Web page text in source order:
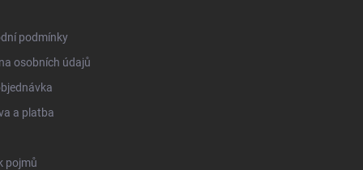
podmínky
osobních údajů
a platba
pojmů